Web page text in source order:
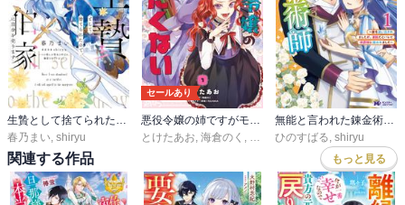
春乃まい shiryu
セールあり
とけたあお 海倉のく ＲＡＨＷＩＡ
ひのすばる shiryu
関連する作品 もっと見る